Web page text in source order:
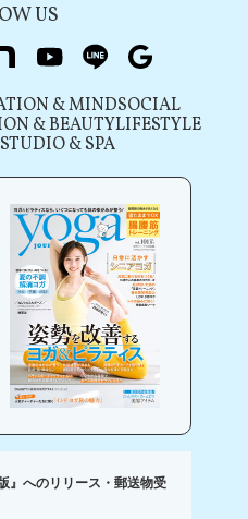
US
）
note youtubeline
& MINDSOCIAL
& BEAUTYLIFESTYLE
STUDIO & SPA
』へのリリース・郵送物受